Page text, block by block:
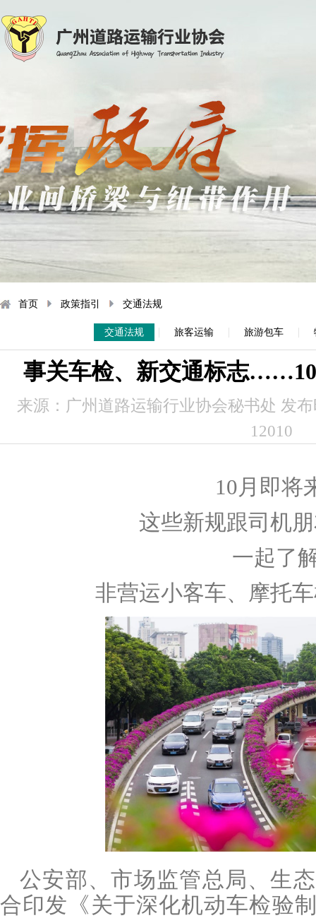
首页 政策指引 交通法规
|
旅游包车
|
旅客运输
|
交通法规
事关车检、新交通标志
来源：广州道路运输行业协会秘书处 发
12010
10月即将
这些新规跟司机
一起了
非营运小客车、摩托
公安部、市场监管总局、生
合印发《关于深化机动车检验